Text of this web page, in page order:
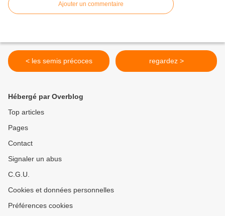
Ajouter un commentaire
< les semis précoces regardez >
Hébergé par Overblog
Top articles
Pages
Contact
Signaler un abus
C.G.U.
Cookies et données personnelles
Préférences cookies